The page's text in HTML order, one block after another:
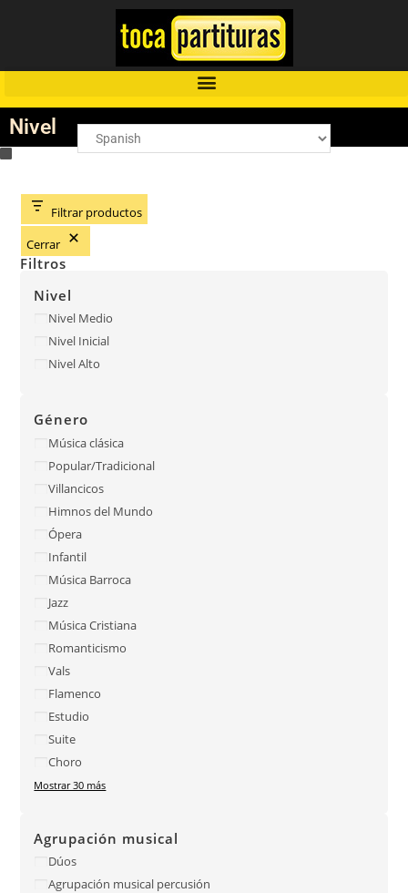
Nivel
Filtrar productos
Cerrar
Filtros
Nivel
Nivel Medio
Nivel Inicial
Nivel Alto
Género
Música clásica
Popular/Tradicional
Villancicos
Himnos del Mundo
Ópera
Infantil
Música Barroca
Jazz
Música Cristiana
Romanticismo
Vals
Flamenco
Estudio
Suite
Choro
Mostrar 30 más
Agrupación musical
Dúos
Agrupación musical percusión